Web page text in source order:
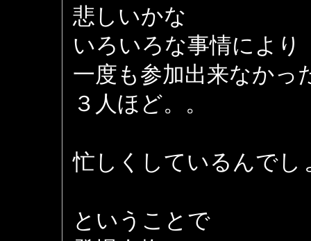
悲しいかな
いろいろな事情により
一度も参加出来なかっ
３人ほど。。
忙しくしているんでし
ということで